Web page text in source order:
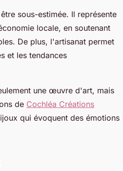
sous-estimée. Il représente
locale, en soutenant
De plus, l'artisanat permet
et les tendances
une œuvre d'art, mais
de Cochléa Créations
qui évoquent des émotions